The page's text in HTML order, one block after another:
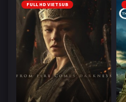
FULL HD VIETSUB